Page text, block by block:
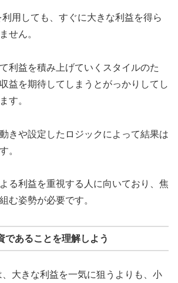
利用しても、すぐに大きな利益を得ら
せん。
利益を積み上げていくスタイルのた
益を期待してしまうとがっかりしてし
す。
きや設定したロジックによって結果は
。
る利益を重視する人に向いており、焦
む姿勢が必要です。
であることを理解しよう
、大きな利益を一気に狙うよりも、小